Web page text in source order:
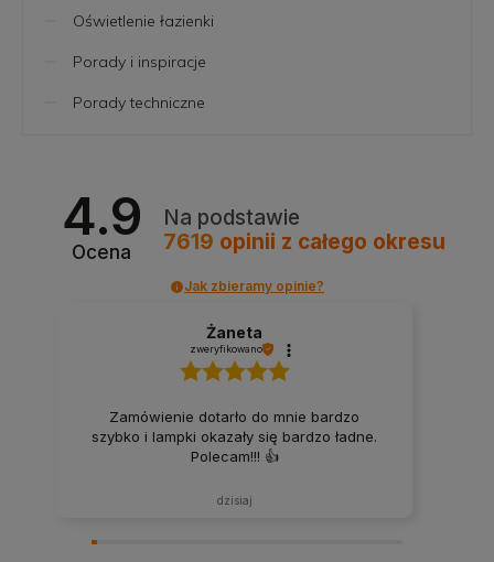
Oświetlenie łazienki
Porady i inspiracje
Porady techniczne
4.9
Ocena
Na podstawie
7619 opinii z całego okresu
Jak zbieramy opinie?
Żaneta
zweryfikowano
Zamówienie dotarło do mnie bardzo
szybko i lampki okazały się bardzo ładne.
Polecam!!! 👍️
dzisiaj